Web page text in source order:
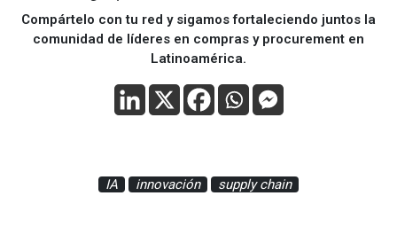
Compártelo con tu red y sigamos fortaleciendo juntos la
comunidad de líderes en compras y procurement en
Latinoamérica.
IA innovación supply chain